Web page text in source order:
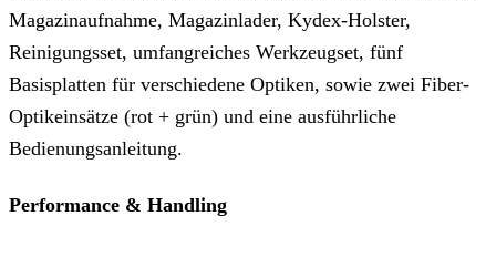
Magazinaufnahme, Magazinlader, Kydex-Holster,
Reinigungsset, umfangreiches Werkzeugset, fünf
Basisplatten für verschiedene Optiken, sowie zwei Fiber-
Optikeinsätze (rot + grün) und eine ausführliche
Bedienungsanleitung.
Performance & Handling